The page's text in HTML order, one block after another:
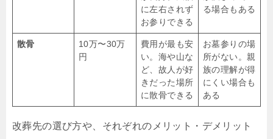
に左右されず
お参りできる
る場合もある
散骨
10万〜30万
円
費用が最も安
い。海や山な
ど、故人が好
きだった場所
に散骨できる
お墓参りの場
所がない。親
族の理解が得
にくい場合も
ある
改葬先の選び方や、それぞれのメリット・デメリット